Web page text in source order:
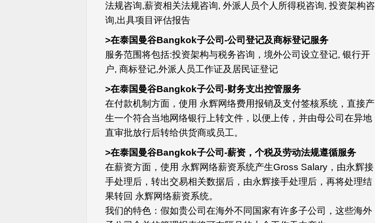
法规咨询,薪资相关法规咨询, 外派人员个人所得税咨询, 投资架构咨
询,出具项目评估报告
>在泰国曼谷Bangkok子公司-公司登记及商标登记服务
服务范围将包括:投资架构与税务咨询，境外公司设立登记, 银行开
户, 商标登记,外派人员工作证及居民证登记
>在泰国曼谷Bangkok子公司-财务支出控管服务
在付款机制方面，使用 永辉网络费用报销及支付签核系统，直接产
生一个符合当地网络银行上转文件，以便上传，并由母公司在异地
直审批放行后转给供货商或员工。
>在泰国曼谷Bangkok子公司-薪资，个税及劳动法规遵循服务
在薪资方面，使用 永辉网络薪资系统产生Gross Salary，由永辉接
手处理后，转出交易相关数据后，由永辉接手处理后，再将处理结
果转回 永辉网络薪资系统。
我们的特色：假如贵公司在海外不同国家有许多子公司，这些海外